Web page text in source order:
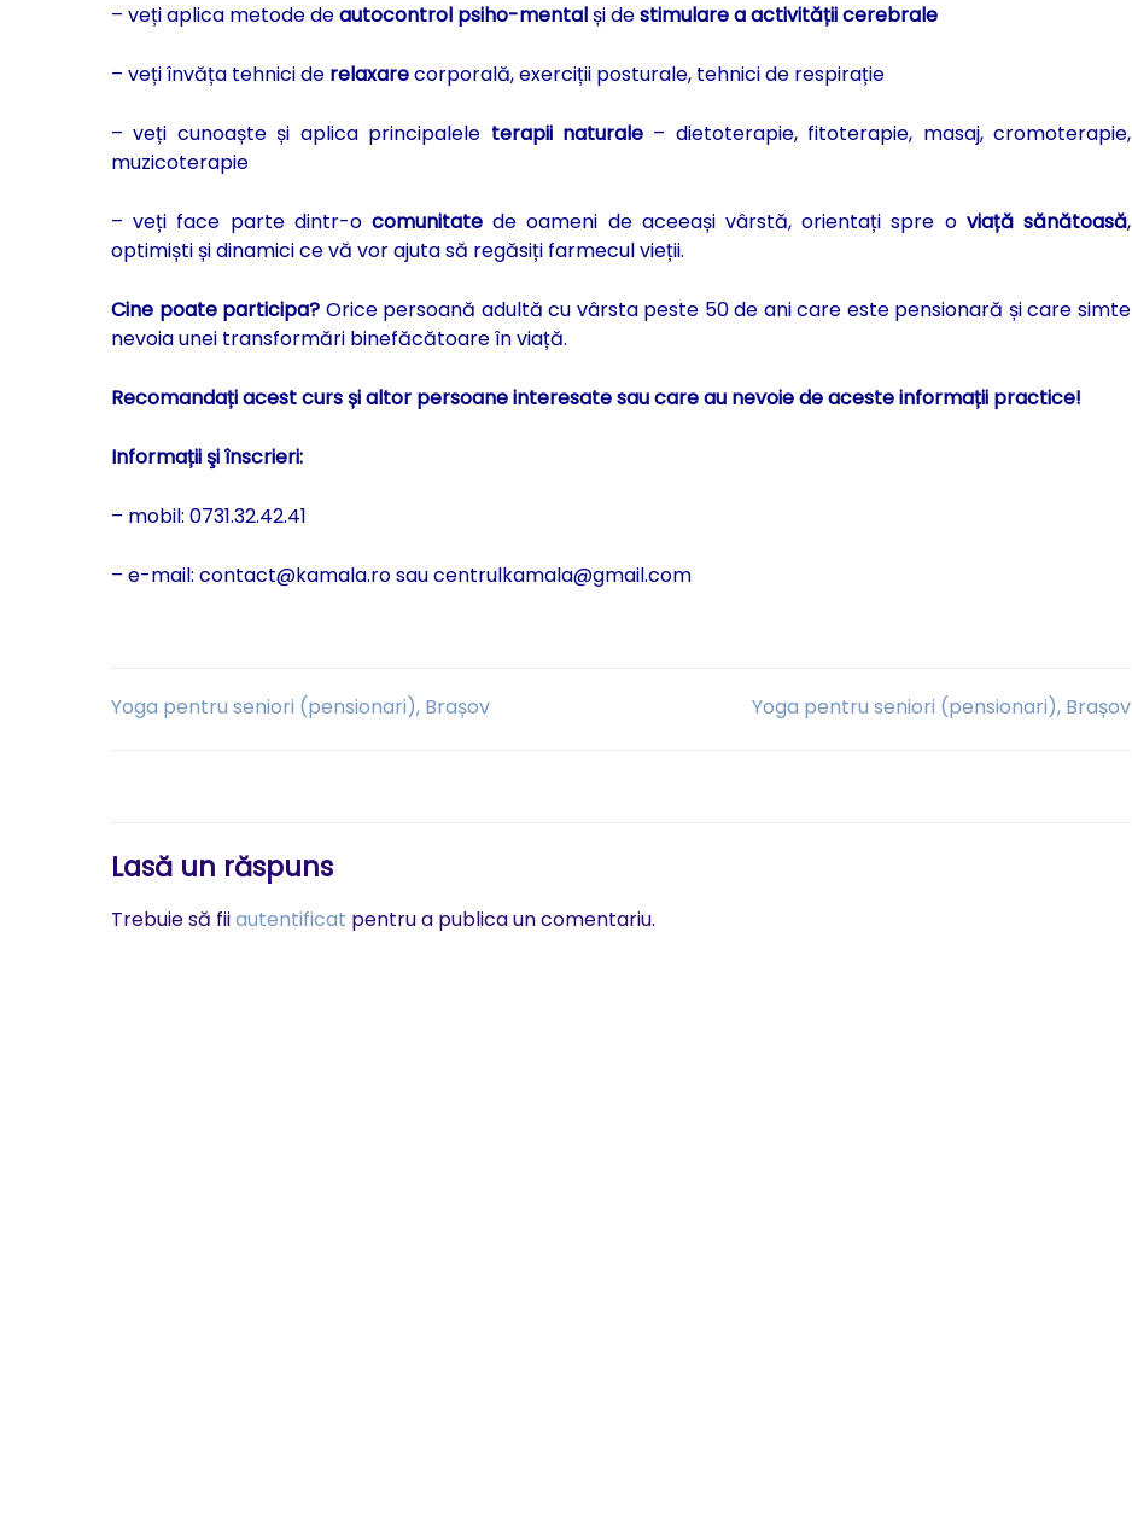
– veți aplica metode deautocontrol psiho-mentalși destimulare a activității cerebrale
– veți învăța tehnici de relaxarecorporală, exerciții posturale, tehnici de respirație
– veți cunoaște și aplica principalele terapii naturale – dietoterapie, fitoterapie, masaj, cromoterapie,
muzicoterapie
– veți face parte dintr-o comunitate de oameni de aceeași vârstă, orientați spre o viață sănătoasă,
optimiști și dinamici ce vă vor ajuta să regăsiți farmecul vieții.
Cine poate participa? Orice persoană adultă cu vârsta peste 50 de ani care este pensionară și care simte
nevoia unei transformări binefăcătoare în viață.
Recomandați acest curs și altor persoane interesate sau care au nevoie de aceste informații practice!
Informații şi înscrieri:
– mobil: 0731.32.42.41
– e-mail: contact@kamala.ro sau centrulkamala@gmail.com
Navigare
articole
Yoga pentru seniori (pensionari), Brașov Yoga pentru seniori (pensionari), Brașov
Lasă un răspuns
Trebuie să fiiautentificat pentru a publica un comentariu.